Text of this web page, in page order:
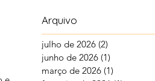
Arquivo
julho de 2026 (2)
junho de 2026 (1)
março de 2026 (1)